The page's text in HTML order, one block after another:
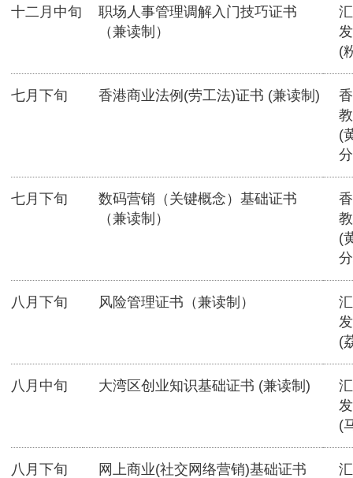
十二月中旬
职场人事管理调解入门技巧证书
（兼读制）
(
七月下旬 香港商业法例(劳工法)证书 (兼读制)
(
七月下旬
数码营销（关键概念）基础证书
（兼读制）
(
八月下旬 风险管理证书（兼读制）
(
八月中旬 大湾区创业知识基础证书 (兼读制)
(
八月下旬
网上商业(社交网络营销)基础证书